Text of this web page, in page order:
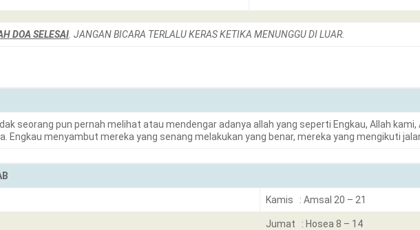
DOA SELESAI . JANGAN BICARA TERLALU KERAS KETIKA MENUNGGU DI LUAR.
seorang pun pernah melihat atau mendengar adanya allah yang seperti Engkau, Allah
Engkau menyambut mereka yang senang melakukan yang benar, mereka yang
Kamis : Amsal 20 – 21
Jumat : Hosea 8 – 14